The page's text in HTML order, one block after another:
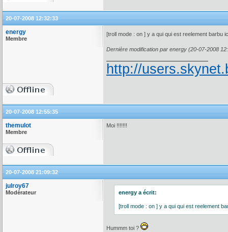
20-07-2008 12:32:33
energy
Membre
[troll mode : on ] y a qui qui est reelement barbu
Dernière modification par energy (20-07-2008
http://
20-07-2008 12:55:35
themulot
Membre
Moi !!!!!!!
20-07-2008 21:09:32
julroy67
Modérateur energy a écrit:
[troll mode : on ] y a qui qui est reelement
Hummm toi ?